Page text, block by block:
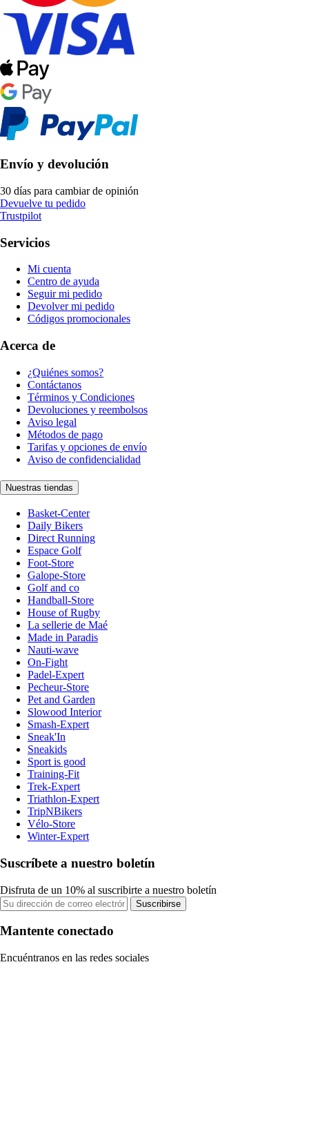
Envío y devolución
30 días para cambiar de opinión
Devuelve tu pedido
Trustpilot
Servicios
Mi cuenta
Centro de ayuda
Seguir mi pedido
Devolver mi pedido
Códigos promocionales
Acerca de
¿Quiénes somos?
Contáctanos
Términos y Condiciones
Devoluciones y reembolsos
Aviso legal
Métodos de pago
Tarifas y opciones de envío
Aviso de confidencialidad
Nuestras tiendas
Basket-Center
Daily Bikers
Direct Running
Espace Golf
Foot-Store
Galope-Store
Golf and co
Handball-Store
House of Rugby
La sellerie de Maé
Made in Paradis
Nauti-wave
On-Fight
Padel-Expert
Pecheur-Store
Pet and Garden
Slowood Interior
Smash-Expert
Sneak'In
Sneakids
Sport is good
Training-Fit
Trek-Expert
Triathlon-Expert
TripNBikers
Vélo-Store
Winter-Expert
Suscríbete a nuestro boletín
Disfruta de un 10% al suscribirte a nuestro boletín
Suscribirse
Mantente conectado
Encuéntranos en las redes sociales